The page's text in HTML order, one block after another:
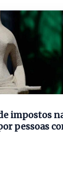
impostos
pessoas